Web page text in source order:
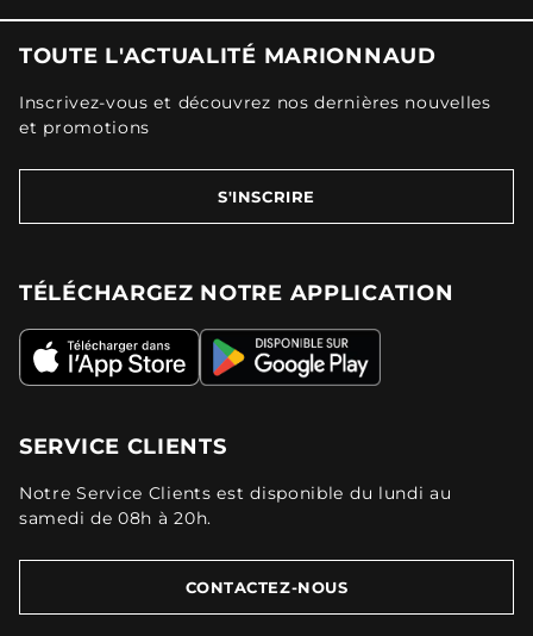
TOUTE L'ACTUALITÉ MARIONNAUD
Inscrivez-vous et découvrez nos dernières nouvelles
et promotions
S'INSCRIRE
TÉLÉCHARGEZ NOTRE APPLICATION
SERVICE CLIENTS
Notre Service Clients est disponible du lundi au
samedi de 08h à 20h.
CONTACTEZ-NOUS